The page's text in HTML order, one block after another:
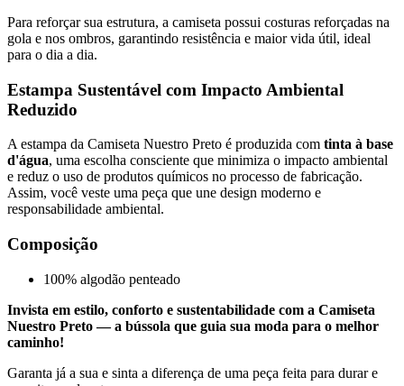
Para reforçar sua estrutura, a camiseta possui costuras reforçadas na
gola e nos ombros, garantindo resistência e maior vida útil, ideal
para o dia a dia.
Estampa Sustentável com Impacto Ambiental
Reduzido
A estampa da Camiseta Nuestro Preto é produzida com tinta à base
d'água, uma escolha consciente que minimiza o impacto ambiental
e reduz o uso de produtos químicos no processo de fabricação.
Assim, você veste uma peça que une design moderno e
responsabilidade ambiental.
Composição
100% algodão penteado
Invista em estilo, conforto e sustentabilidade com a Camiseta
Nuestro Preto — a bússola que guia sua moda para o melhor
caminho!
Garanta já a sua e sinta a diferença de uma peça feita para durar e